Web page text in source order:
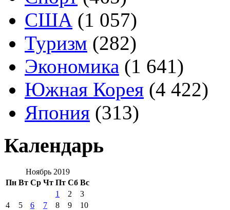
США (1 057)
Туризм (282)
Экономика (1 641)
Южная Корея (4 422)
Япония (313)
Календарь
Ноябрь 2019
Пн Вт Ср Чт Пт Сб Вс
1 2
3
4
5 6 7 8 9
10